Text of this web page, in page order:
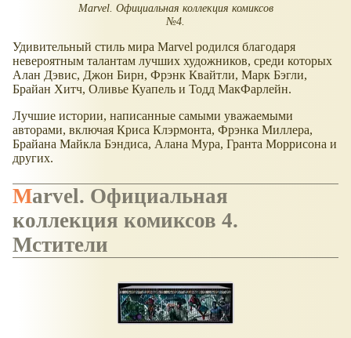
Marvel. Официальная коллекция комиксов
№4.
Удивительный стиль мира Marvel родился благодаря
невероятным талантам лучших художников, среди которых
Алан Дэвис, Джон Бирн, Фрэнк Квайтли, Марк Бэгли,
Брайан Хитч, Оливье Куапель и Тодд МакФарлейн.
Лучшие истории, написанные самыми уважаемыми
авторами, включая Криса Клэрмонта, Фрэнка Миллера,
Брайана Майкла Бэндиса, Алана Мура, Гранта Моррисона и
других.
Marvel. Официальная
коллекция комиксов 4.
Мстители